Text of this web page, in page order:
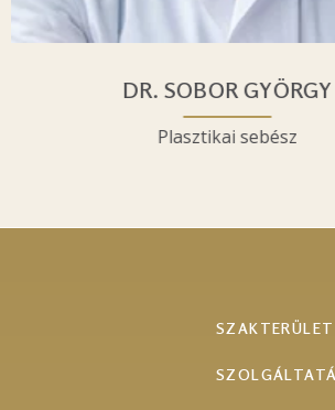
DR. SOBOR GYÖRGY
Plasztikai sebész
Footer
SZAKTERÜLET